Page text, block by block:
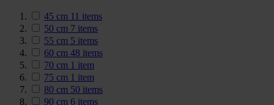
45 cm 11 items
50 cm 7 items
55 cm 5 items
60 cm 48 items
70 cm 1 item
75 cm 1 item
80 cm 50 items
90 cm 6 items